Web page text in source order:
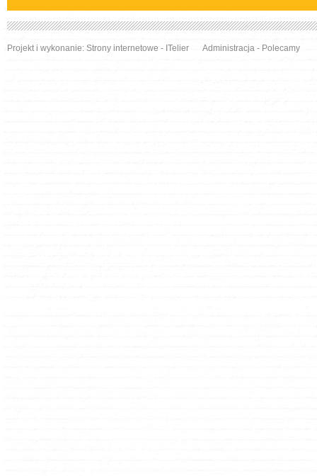
Projekt i wykonanie: Strony internetowe - ITelier Administracja - Polecamy